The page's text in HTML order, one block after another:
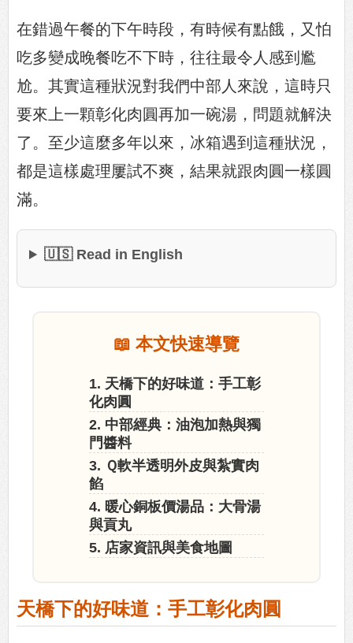
在錯過午餐的下午時段，有時候有點餓，又怕
吃多變成晚餐吃不下時，往往最令人感到尷
尬。其實這種狀況對我們中部人來說，這時只
要來上一顆彰化肉圓再加一碗湯，問題就解決
了。至少這麼多年以來，冰箱遇到這種狀況，
都是這樣處理屢試不爽，結果就跟肉圓一樣圓
滿。
🇺🇸 Read in English
📖 本文快速導覽
1. 天橋下的好味道：手工彰
化肉圓
2. 中部經典：油泡加熱與獨
門醬料
3. Ｑ軟半透明外皮與紮實肉
餡
4. 暖心銅板價湯品：大骨湯
與貢丸
5. 店家資訊與美食地圖
天橋下的好味道：手工彰化肉圓